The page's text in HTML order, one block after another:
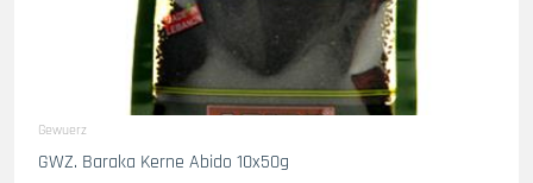
Gewuerz
GWZ. Baraka Kerne Abido 10x50g